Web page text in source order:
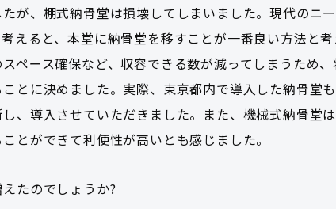
が、棚式納骨堂は損壊してしまいました。現代のニ
えると、本堂に納骨堂を移すことが一番良い方法と
ペース確保など、収容できる数が減ってしまうため
とに決めました。実際、東京都内で導入した納骨堂
、導入させていただきました。また、機械式納骨堂は
とができて利便性が高いとも感じました。
たのでしょうか?